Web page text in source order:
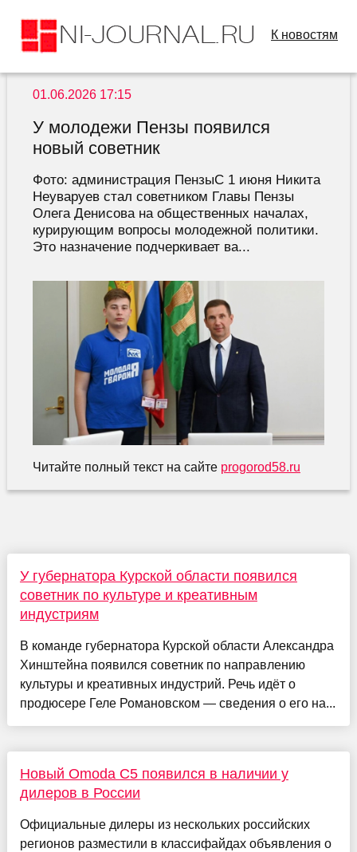
К новостям
01.06.2026 17:15
У молодежи Пензы появился
новый советник
Фото: администрация ПензыС 1 июня Никита
Неуваруев стал советником Главы Пензы
Олега Денисова на общественных началах,
курирующим вопросы молодежной политики.
Это назначение подчеркивает ва...
Читайте полный текст на сайте progorod58.ru
У губернатора Курской области появился
советник по культуре и креативным
индустриям
В команде губернатора Курской области Александра
Хинштейна появился советник по направлению
культуры и креативных индустрий. Речь идёт о
продюсере Геле Романовском — сведения о его на...
Новый Omoda C5 появился в наличии у
дилеров в России
Официальные дилеры из нескольких российских
регионов разместили в классифайдах объявления о